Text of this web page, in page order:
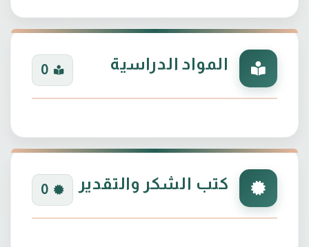
المواد الدراسية 0
كتب الشكر والتقدير 0